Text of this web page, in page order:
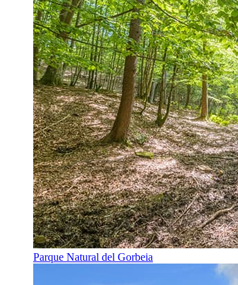
Parque Natural del Gorbeia